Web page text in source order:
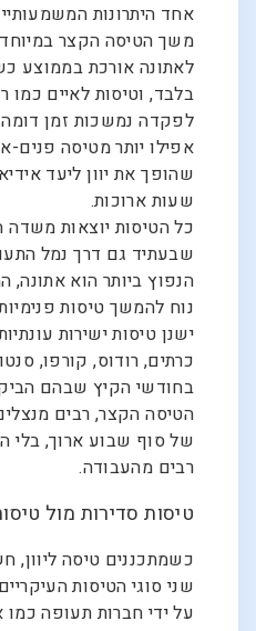
אחד היתרונות
משך הטיסה הקצר
לאתונה אורכת בממוצע
בלבד, וטיסות לאיים כמו
לפקדה נמשכות זמן
אפילו יותר מטיסה פנים-
שהופך את יוון ליעד
שעות ארוכות.
כל הטיסות יוצאות משדה
שבעתיד גם דרך נמל
הנפוץ ביותר הוא
נוח להמשך טיסות
ישנן טיסות ישירות
כרתים, רודוס, קורפו,
בחודשי הקיץ שבהם
הטיסה הקצר, רבים
של סוף שבוע ארוך, בלי
רבים מהעבודה.
טיסות סדירות מול
כשמתכננים טיסה ליוון,
שני סוגי הטיסות
על ידי חברות תעופה כמו